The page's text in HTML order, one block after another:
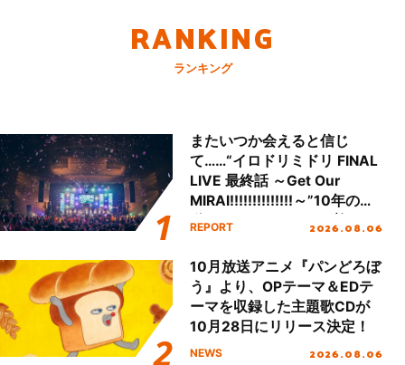
RANKING
ランキング
またいつか会えると信じ
て……“イロドリミドリ FINAL
LIVE 最終話 ～Get Our
MIRAI!!!!!!!!!!!!!!～”10年の活
動を経てファイナルを迎える
REPORT 2026.08.06
10月放送アニメ『パンどろぼ
う』より、OPテーマ＆EDテ
ーマを収録した主題歌CDが
10月28日にリリース決定！
NEWS 2026.08.06